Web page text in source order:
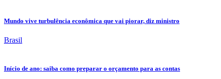
Mundo vive turbulência econômica que vai piorar, diz ministro
Brasil
Início de ano: saiba como preparar o orçamento para as contas